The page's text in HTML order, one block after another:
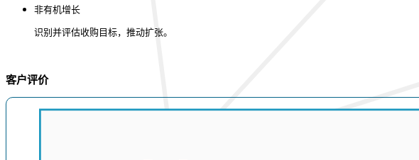
非有机增长
识别并评估收购目标，推动扩张。
客户评价